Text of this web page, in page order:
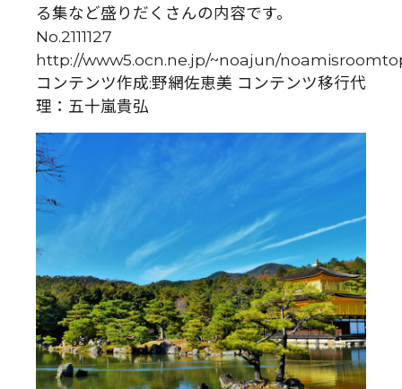
る集など盛りだくさんの内容です。
No.2111127
http://www5.ocn.ne.jp/~noajun/
コンテンツ作成:野網佐恵美 コンテンツ移行代
理：五十嵐貴弘